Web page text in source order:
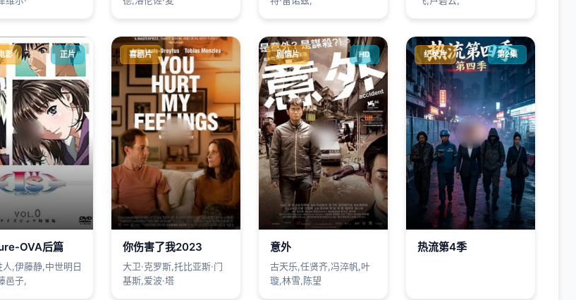
影 正片
OVA后篇
人,伊藤静,中世明日
邑子,
喜剧片
你伤害了我2023
大卫·克罗斯,托比亚斯·门
基斯,爱波·塔
剧情片 HD
意外
古天乐,任贤齐,冯淬帆,叶
璇,林雪,陈望
纪录片 第2集
热流第4季